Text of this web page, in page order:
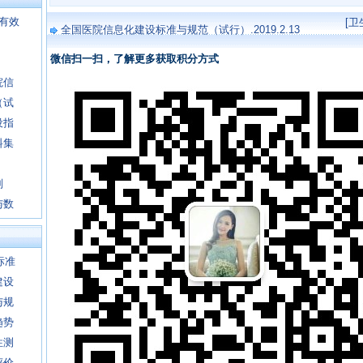
效
信
试
指
集
数
准
设
规
势
全国医院信息化建设标准与规范（试行）.2019.2.13
[卫
微信扫一扫，了解更多获取积分方式